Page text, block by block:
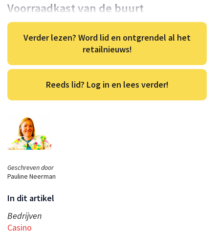
Geschreven door
Pauline Neerman
In dit artikel
Bedrijven
Casino
Voorraadkast van de buurt
Verder lezen? Word lid en ontgrendel al het
retailnieuws!
Reeds lid? Log in en lees verder!